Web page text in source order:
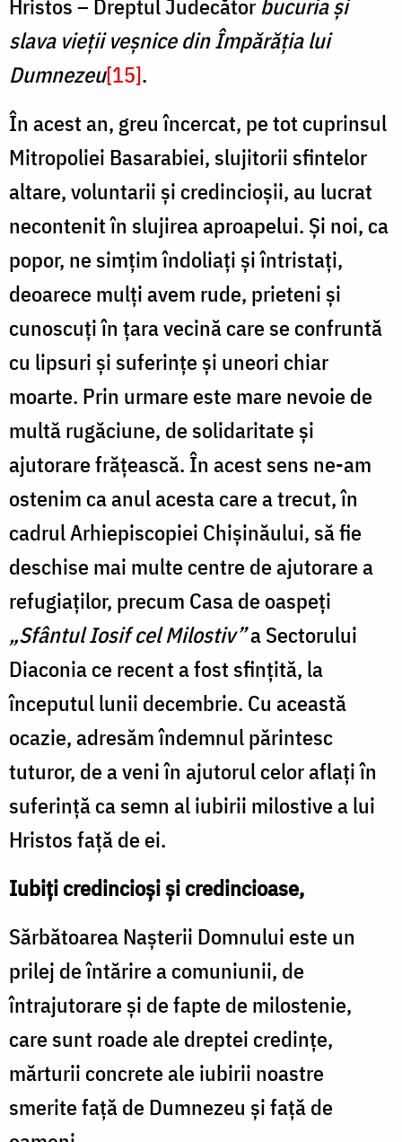
Hristos – Dreptul Judecătorbucuria și
slava vieții veșnice din Împărăția lui
Dumnezeu[15].
În acest an, greu încercat, pe tot cuprinsul
Mitropoliei Basarabiei, slujitorii sfintelor
altare, voluntarii și credincioșii, au lucrat
necontenit în slujirea aproapelui. Și noi, ca
popor, ne simțim îndoliați și întristați,
deoarece mulți avem rude, prieteni și
cunoscuți în țara vecină care se confruntă
cu lipsuri și suferințe și uneori chiar
moarte. Prin urmare este mare nevoie de
multă rugăciune, de solidaritate și
ajutorare frățească. În acest sens ne-am
ostenim ca anul acesta care a trecut, în
cadrul Arhiepiscopiei Chișinăului, să fie
deschise mai multe centre de ajutorare a
refugiaților, precum Casa de oaspeți
„Sfântul Iosif cel Milostiv”a Sectorului
Diaconia ce recent a fost sfințită, la
începutul lunii decembrie. Cu această
ocazie, adresăm îndemnul părintesc
tuturor, de a veni în ajutorul celor aflați în
suferință ca semn al iubirii milostive a lui
Hristos față de ei.
Iubiți credincioși și credincioase,
Sărbătoarea Nașterii Domnului este un
prilej de întărire a comuniunii, de
întrajutorare și de fapte de milostenie,
care sunt roade ale dreptei credințe,
mărturii concrete ale iubirii noastre
smerite față de Dumnezeu și față de